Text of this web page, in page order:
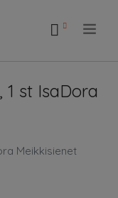
1 st IsaDora
Meikkisienet